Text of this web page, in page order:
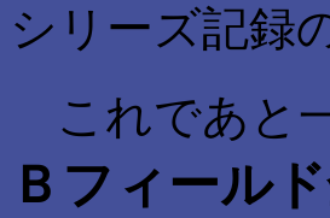
シリーズ記録
これであと
Ｂフィール